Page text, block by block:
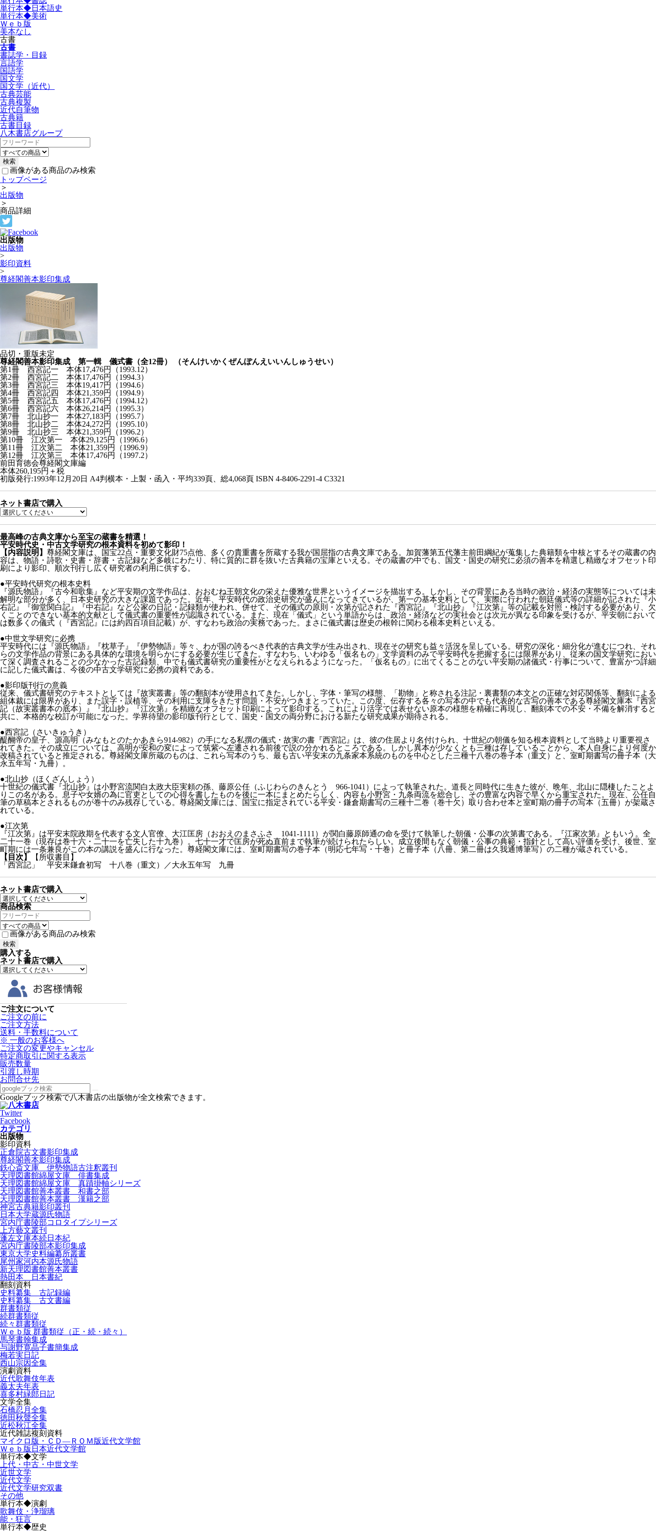
単行本◆日本語史
単行本◆美術
Ｗｅｂ版
美本なし
古書
古書
書誌学・目録
言語学
国語学
国文学
国文学（近代）
古典芸能
古典複製
近代自筆物
古典籍
古書目録
八木書店グループ
画像がある商品のみ検索
トップページ
＞
出版物
＞
商品詳細
出版物
出版物
>
影印資料
>
尊経閣善本影印集成
品切・重版未定
尊経閣善本影印集成 第一輯 儀式書（全12冊）
（そんけいかくぜんぽんえいいんしゅうせい）
第1冊 西宮記一 本体17,476円（1993.12）
第2冊 西宮記二 本体17,476円（1994.3）
第3冊 西宮記三 本体19,417円（1994.6）
第4冊 西宮記四 本体21,359円（1994.9）
第5冊 西宮記五 本体17,476円（1994.12）
第6冊 西宮記六 本体26,214円（1995.3）
第7冊 北山抄一 本体27,183円（1995.7）
第8冊 北山抄二 本体24,272円（1995.10）
第9冊 北山抄三 本体21,359円（1996.2）
第10冊 江次第一 本体29,125円（1996.6）
第11冊 江次第二 本体21,359円（1996.9）
第12冊 江次第三 本体17,476円（1997.2）
前田育徳会尊経閣文庫編
本体260,195円＋税
初版発行:1993年12月20日 A4判横本・上製・函入・平均339頁、総4,068頁 ISBN 4-8406-2291-4 C3321
ネット書店で購入
最高峰の古典文庫から至宝の蔵書を精選！
平安時代史・中古文学研究の根本資料を初めて影印！
【内容説明】 尊経閣文庫は、国宝22点・重要文化財75点他、多くの貴重書を所蔵する我が国屈指の古典文庫である。加賀藩第五代藩主前田綱紀が蒐集した典籍類を中核とするその蔵書の内
容は、物語・詩歌・史書・辞書・古記録など多岐にわたり、特に質的に群を抜いた古典籍の宝庫といえる。その蔵書の中でも、国文・国史の研究に必須の善本を精選し精緻なオフセット印
刷により影印、順次刊行し広く研究者の利用に供する。
●平安時代研究の根本史料
『源氏物語』『古今和歌集』など平安期の文学作品は、おおむね王朝文化の栄えた優雅な世界というイメージを描出する。しかし、その背景にある当時の政治・経済の実態等については未
解明な部分が多く、日本史研究の大きな課題であった。近年、平安時代の政治史研究が盛んになってきているが、第一の基本史料として、実際に行われた朝廷儀式等の詳細が記された『小
右記』『御堂関白記』『中右記』など公家の日記・記録類が使われ、併せて、その儀式の原則・次第が記された『西宮記』『北山抄』『江次第』等の記載を対照・検討する必要があり、欠
くことのできない基本的文献として儀式書の重要性が認識されている。また、現在「儀式」という単語からは、政治・経済などの実社会とは次元が異なる印象を受けるが、平安朝において
は数多くの儀式（『西宮記』には約四百項目記載）が、すなわち政治の実務であった。まさに儀式書は歴史の根幹に関わる根本史料といえる。
●中世文学研究に必携
平安時代には『源氏物語』『枕草子』『伊勢物語』等々、わが国の誇るべき代表的古典文学が生み出され、現在その研究も益々活況を呈している。研究の深化・細分化が進むにつれ、それ
らの文学作品の背景にある具体的な環境を明らかにする必要が生じてきた。すなわち、いわゆる「仮名もの」文学資料のみで平安時代を把握するには限界があり、従来の国文学研究におい
て深く調査されることの少なかった古記録類、中でも儀式書研究の重要性がとなえられるようになった。「仮名もの」に出てくることのない平安期の諸儀式・行事について、豊富かつ詳細
に記した儀式書は、今後の中古文学研究に必携の資料である。
●影印版刊行の意義
従来、儀式書研究のテキストとしては『故実叢書』等の翻刻本が使用されてきた。しかし、字体・筆写の様態、「勘物」と称される注記・裏書類の本文との正確な対応関係等、翻刻による
組体裁には限界があり、また誤字・誤植等、その利用に支障をきたす問題・不安がつきまとっていた。この度、伝存する各々の写本の中でも代表的な古写の善本である尊経閣文庫本『西宮
記（故実叢書本の底本）』『北山抄』『江次第』を精緻なオフセット印刷によって影印する。これにより活字では表せない原本の様態を精確に再現し、翻刻本での不安・不備を解消すると
共に、本格的な校訂が可能になった。学界待望の影印版刊行として、国史・国文の両分野における新たな研究成果が期待される。
●西宮記（さいきゅうき）
醍醐帝の皇子、源高明（みなもとのたかあきら914-982）の手になる私撰の儀式・故実の書『西宮記』は、彼の住居より名付けられ、十世紀の朝儀を知る根本資料として当時より重要視さ
れてきた。その成立については、高明が安和の変によって筑紫へ左遷される前後で説の分かれるところである。しかし異本が少なくとも三種は存していることから、本人自身により何度か
改稿されていると推定される。尊経閣文庫所蔵のものは、これら写本のうち、最も古い平安末の九条家本系統のものを中心とした三種十八巻の巻子本（重文）と、室町期書写の冊子本（大
永五年写・九冊）。
●北山抄（ほくざんしょう）
十世紀の儀式書『北山抄』は小野宮流関白太政大臣実頼の孫、藤原公任（ふじわらのきんとう 966-1041）によって執筆された。道長と同時代に生きた彼が、晩年、北山に隠棲したことよ
りこの名がある。息子や女婿の為に官吏としての心得を書したものを後に一本にまとめたらしく、内容も小野宮・九条両流を総合し、その豊富な内容で早くから重宝された。現在、公任自
筆の草稿本とされるものが巻十のみ残存している。尊経閣文庫には、国宝に指定されている平安・鎌倉期書写の三種十二巻（巻十欠）取り合わせ本と室町期の冊子の写本（五冊）が架蔵さ
れている。
●江次第
『江次第』は平安末院政期を代表する文人官僚、大江匡房（おおえのまさふさ 1041-1111）が関白藤原師通の命を受けて執筆した朝儀・公事の次第書である。『江家次第』ともいう。全
二十一巻（現存は巻十六・二十一を亡失した十九巻）。七十一才で匡房が死ぬ直前まで執筆が続けられたらしい。成立後間もなく朝儀・公事の典範・指針として高い評価を受け、後世、室
町期には一条兼良がこの本の講説を盛んに行なった。尊経閣文庫には、室町期書写の巻子本（明応七年写・十巻）と冊子本（八冊、第二冊は久我通博筆写）の二種が蔵されている。
【目次】
【所収書目】
「西宮記」 平安末鎌倉初写 十八巻（重文）／大永五年写 九冊
ネット書店で購入
商品検索
画像がある商品のみ検索
購入する
ネット書店で購入
ご注文について
ご注文の前に
ご注文方法
送料・手数料について
※ 一般のお客様へ
ご注文の変更やキャンセル
特定商取引に関する表示
販売数量
引渡し時期
お問合せ先
Googleブック検索で八木書店の出版物が全文検索できます。
Twitter
Facebook
カテゴリ
出版物
影印資料
正倉院古文書影印集成
尊経閣善本影印集成
鉄心斎文庫 伊勢物語古注釈叢刊
天理図書館綿屋文庫 俳書集成
天理図書館綿屋文庫 真蹟掛軸シリーズ
天理図書館善本叢書 和書之部
天理図書館善本叢書 漢籍之部
神宮古典籍影印叢刊
日本大学蔵源氏物語
宮内庁書陵部コロタイプシリーズ
上方藝文叢刊
蓬左文庫本続日本紀
宮内庁書陵部本影印集成
東京大学史料編纂所叢書
尾州家河内本源氏物語
新天理図書館善本叢書
熱田本 日本書紀
翻刻資料
史料纂集 古記録編
史料纂集 古文書編
群書類従
続群書類従
続々群書類従
Ｗｅｂ版 群書類従（正・続・続々）
馬琴書翰集成
与謝野寛晶子書簡集成
梅若実日記
西山宗因全集
演劇資料
近代歌舞伎年表
義太夫年表
喜多村緑郎日記
文学全集
石橋忍月全集
徳田秋聲全集
近松秋江全集
近代雑誌複刻資料
マイクロ版・ＣＤ―ＲＯＭ版近代文学館
Ｗｅｂ版日本近代文学館
単行本◆文学
上代・中古・中世文学
近世文学
近代文学
近代文学研究双書
その他
単行本◆演劇
歌舞伎・浄瑠璃
能・狂言
単行本◆歴史